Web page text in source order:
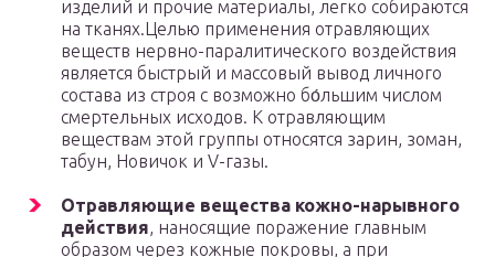
изделий и прочие материалы, легко собираются
на тканях.Целью применения отравляющих
веществ нервно-паралитического воздействия
является быстрый и массовый вывод личного
состава из строя с возможно бо́льшим числом
смертельных исходов. К отравляющим
веществам этой группы относятся зарин, зоман,
табун, Новичок и V-газы.
Отравляющие вещества кожно-нарывного
действия, наносящие поражение главным
образом через кожные покровы, а при